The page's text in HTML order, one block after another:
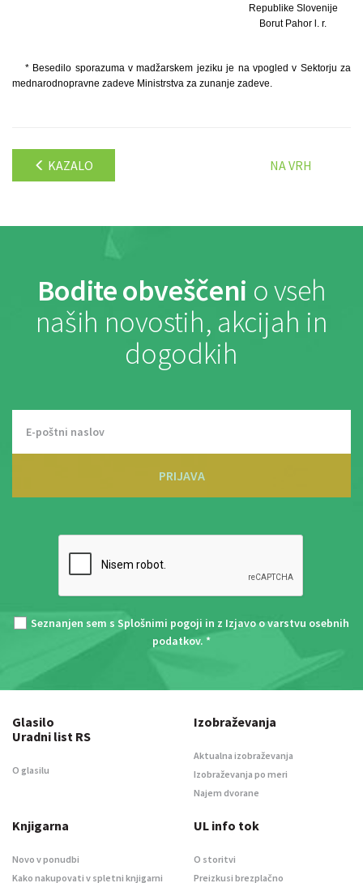
Republike Slovenije
Borut Pahor l. r.
* Besedilo sporazuma v madžarskem jeziku je na vpogled v Sektorju za
mednarodnopravne zadeve Ministrstva za zunanje zadeve.
KAZALO NA VRH
Bodite obveščeni o vseh
naših novostih, akcijah in
dogodkih
PRIJAVA
Seznanjen sem s Splošnimi pogoji in z Izjavo o varstvu osebnih
podatkov. *
Glasilo
Uradni list RS
O glasilu
Izobraževanja
Aktualna izobraževanja
Izobraževanja po meri
Najem dvorane
Knjigarna
Novo v ponudbi
Kako nakupovati v spletni knjigarni
UL info tok
O storitvi
Preizkusi brezplačno